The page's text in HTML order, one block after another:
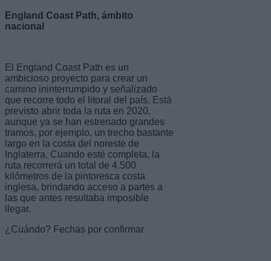
England Coast Path, ámbito
nacional
El England Coast Path es un
ambicioso proyecto para crear un
camino ininterrumpido y señalizado
que recorre todo el litoral del país. Está
previsto abrir toda la ruta en 2020,
aunque ya se han estrenado grandes
tramos, por ejemplo, un trecho bastante
largo en la costa del noreste de
Inglaterra. Cuando esté completa, la
ruta recorrerá un total de 4.500
kilómetros de la pintoresca costa
inglesa, brindando acceso a partes a
las que antes resultaba imposible
llegar.
¿Cuándo? Fechas por confirmar